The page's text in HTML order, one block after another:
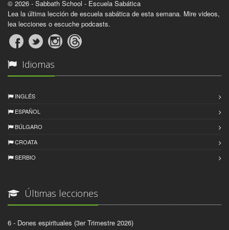
© 2026 - Sabbath School - Escuela Sabática
Lea la última lección de escuela sabática de esta semana. Mire videos,
lea lecciones o escuche podcasts.
Idiomas
INGLÉS
ESPAÑOL
BÚLGARO
CROATA
SERBIO
Últimas lecciones
6 - Dones espirituales (3er Trimestre 2026)